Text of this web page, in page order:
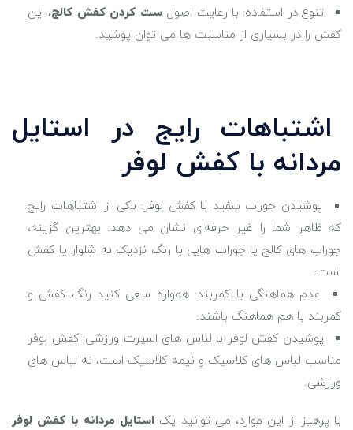
تنوع در استفاده: با رعایت اصولست کردن کفش کالج، این
کفش را در بسیاری از مناسبت‌ ها می ‌توان پوشید.
اشتباهات رایج در استایل
مردانه با کفش لوفر
پوشیدن جوراب سفید با کفش لوفر: یکی از اشتباهات رایج
که ظاهر شما را غیر حرفه‌ای نشان می‌ دهد. بهترین گزینه،
جوراب‌ های کالج یا جوراب ‌هایی با رنگ نزدیک به شلوار یا کفش
است.
عدم هماهنگی با کمربند: همواره سعی کنید رنگ کفش و
کمربند با هم هماهنگ باشند.
پوشیدن کفش لوفر با لباس‌ های اسپرت ورزشی: کفش لوفر
مناسب لباس ‌های کلاسیک و نیمه‌ کلاسیک است، نه لباس ‌های
ورزشی.
با پرهیز از این موارد، می ‌توانید یک استایل مردانه با کفش لوفر